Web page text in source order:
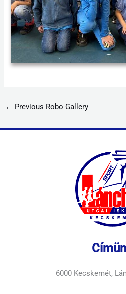
← Previous Robo Gallery
6000 Kecskemét,